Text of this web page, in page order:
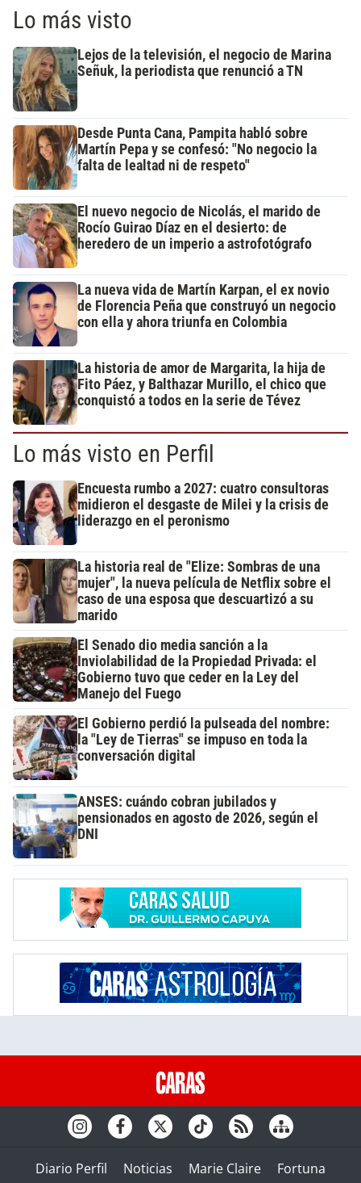
Lo más visto
Lejos de la televisión, el negocio de Marina
Señuk, la periodista que renunció a TN
Desde Punta Cana, Pampita habló sobre
Martín Pepa y se confesó: "No negocio la
falta de lealtad ni de respeto"
El nuevo negocio de Nicolás, el marido de
Rocío Guirao Díaz en el desierto: de
heredero de un imperio a astrofotógrafo
La nueva vida de Martín Karpan, el ex novio
de Florencia Peña que construyó un negocio
con ella y ahora triunfa en Colombia
La historia de amor de Margarita, la hija de
Fito Páez, y Balthazar Murillo, el chico que
conquistó a todos en la serie de Tévez
Lo más visto en Perfil
Encuesta rumbo a 2027: cuatro consultoras
midieron el desgaste de Milei y la crisis de
liderazgo en el peronismo
La historia real de "Elize: Sombras de una
mujer", la nueva película de Netflix sobre el
caso de una esposa que descuartizó a su
marido
El Senado dio media sanción a la
Inviolabilidad de la Propiedad Privada: el
Gobierno tuvo que ceder en la Ley del
Manejo del Fuego
El Gobierno perdió la pulseada del nombre:
la "Ley de Tierras" se impuso en toda la
conversación digital
ANSES: cuándo cobran jubilados y
pensionados en agosto de 2026, según el
DNI
Diario Perfil Noticias Marie Claire Fortuna